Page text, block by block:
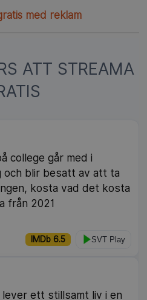
med reklam
ATT STREAMA
college går med i
blir besatt av att ta
kosta vad det kosta
från 2021
IMDb 6.5 SVT Play
ett stillsamt liv i en